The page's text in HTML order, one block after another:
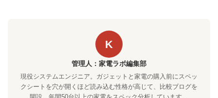
K
管理人：家電ラボ編集部
現役システムエンジニア。ガジェットと家電の購入前にスペッ
クシートを穴が開くほど読み込む性格が高じて、比較ブログを